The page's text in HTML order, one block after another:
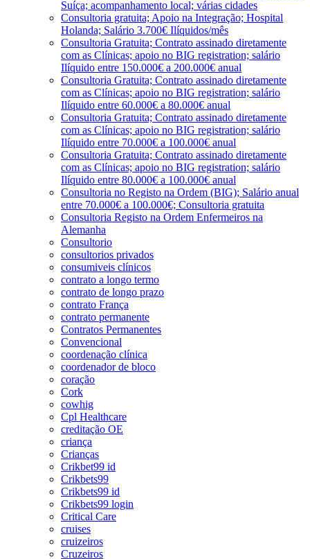
Suíça; acompanhamento local; várias cidades
Consultoria gratuita; Apoio na Integração; Hospital
Holanda; Salário 3.700€ Ilíquidos/mês
Consultoria Gratuita; Contrato assinado diretamente
com as Clínicas; apoio no BIG registration; salário
Ilíquido entre 150.000€ a 200.000€ anual
Consultoria Gratuita; Contrato assinado diretamente
com as Clínicas; apoio no BIG registration; salário
Ilíquido entre 60.000€ a 80.000€ anual
Consultoria Gratuita; Contrato assinado diretamente
com as Clínicas; apoio no BIG registration; salário
Ilíquido entre 70.000€ a 100.000€ anual
Consultoria Gratuita; Contrato assinado diretamente
com as Clínicas; apoio no BIG registration; salário
Ilíquido entre 80.000€ a 100.000€ anual
Consultoria no Registo na Ordem (BIG); Salário anual
entre 70.000€ a 100.000€; Consultoria gratuita
Consultoria Registo na Ordem Enfermeiros na
Alemanha
Consultorio
consultorios privados
consumiveis clínicos
contrato a longo termo
contrato de longo prazo
contrato França
contrato permanente
Contratos Permanentes
Convencional
coordenação clínica
coordenador de bloco
coração
Cork
cowhig
Cpl Healthcare
creditação OE
criança
Crianças
Crikbet99 id
Crikbets99
Crikbets99 id
Crikbets99 login
Critical Care
cruises
cruizeiros
Cruzeiros